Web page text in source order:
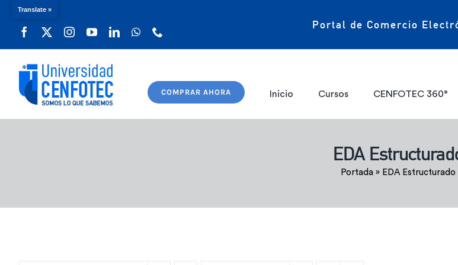
Portal de Comercio
COMPRAR AHORA Inicio Cursos CENFOTEC 360°
EDA
Portada » EDA Estructurado
Translate »